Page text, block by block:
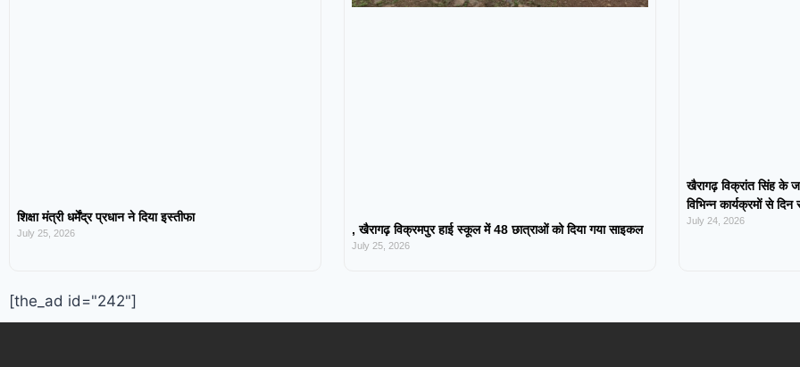
शिक्षा मंत्री धर्मेंद्र प्रधान ने दिया इस्तीफा
July 25, 2026 , खैरागढ़ विक्रमपुर हाई स्कूल में 48 छात्राओं को दिया गया साइकल
July 25, 2026
खैरागढ़ विक्रांत सिंह के
विभिन्न कार्यक्रमों से दिन
July 24, 2026
[the_ad id="242"]